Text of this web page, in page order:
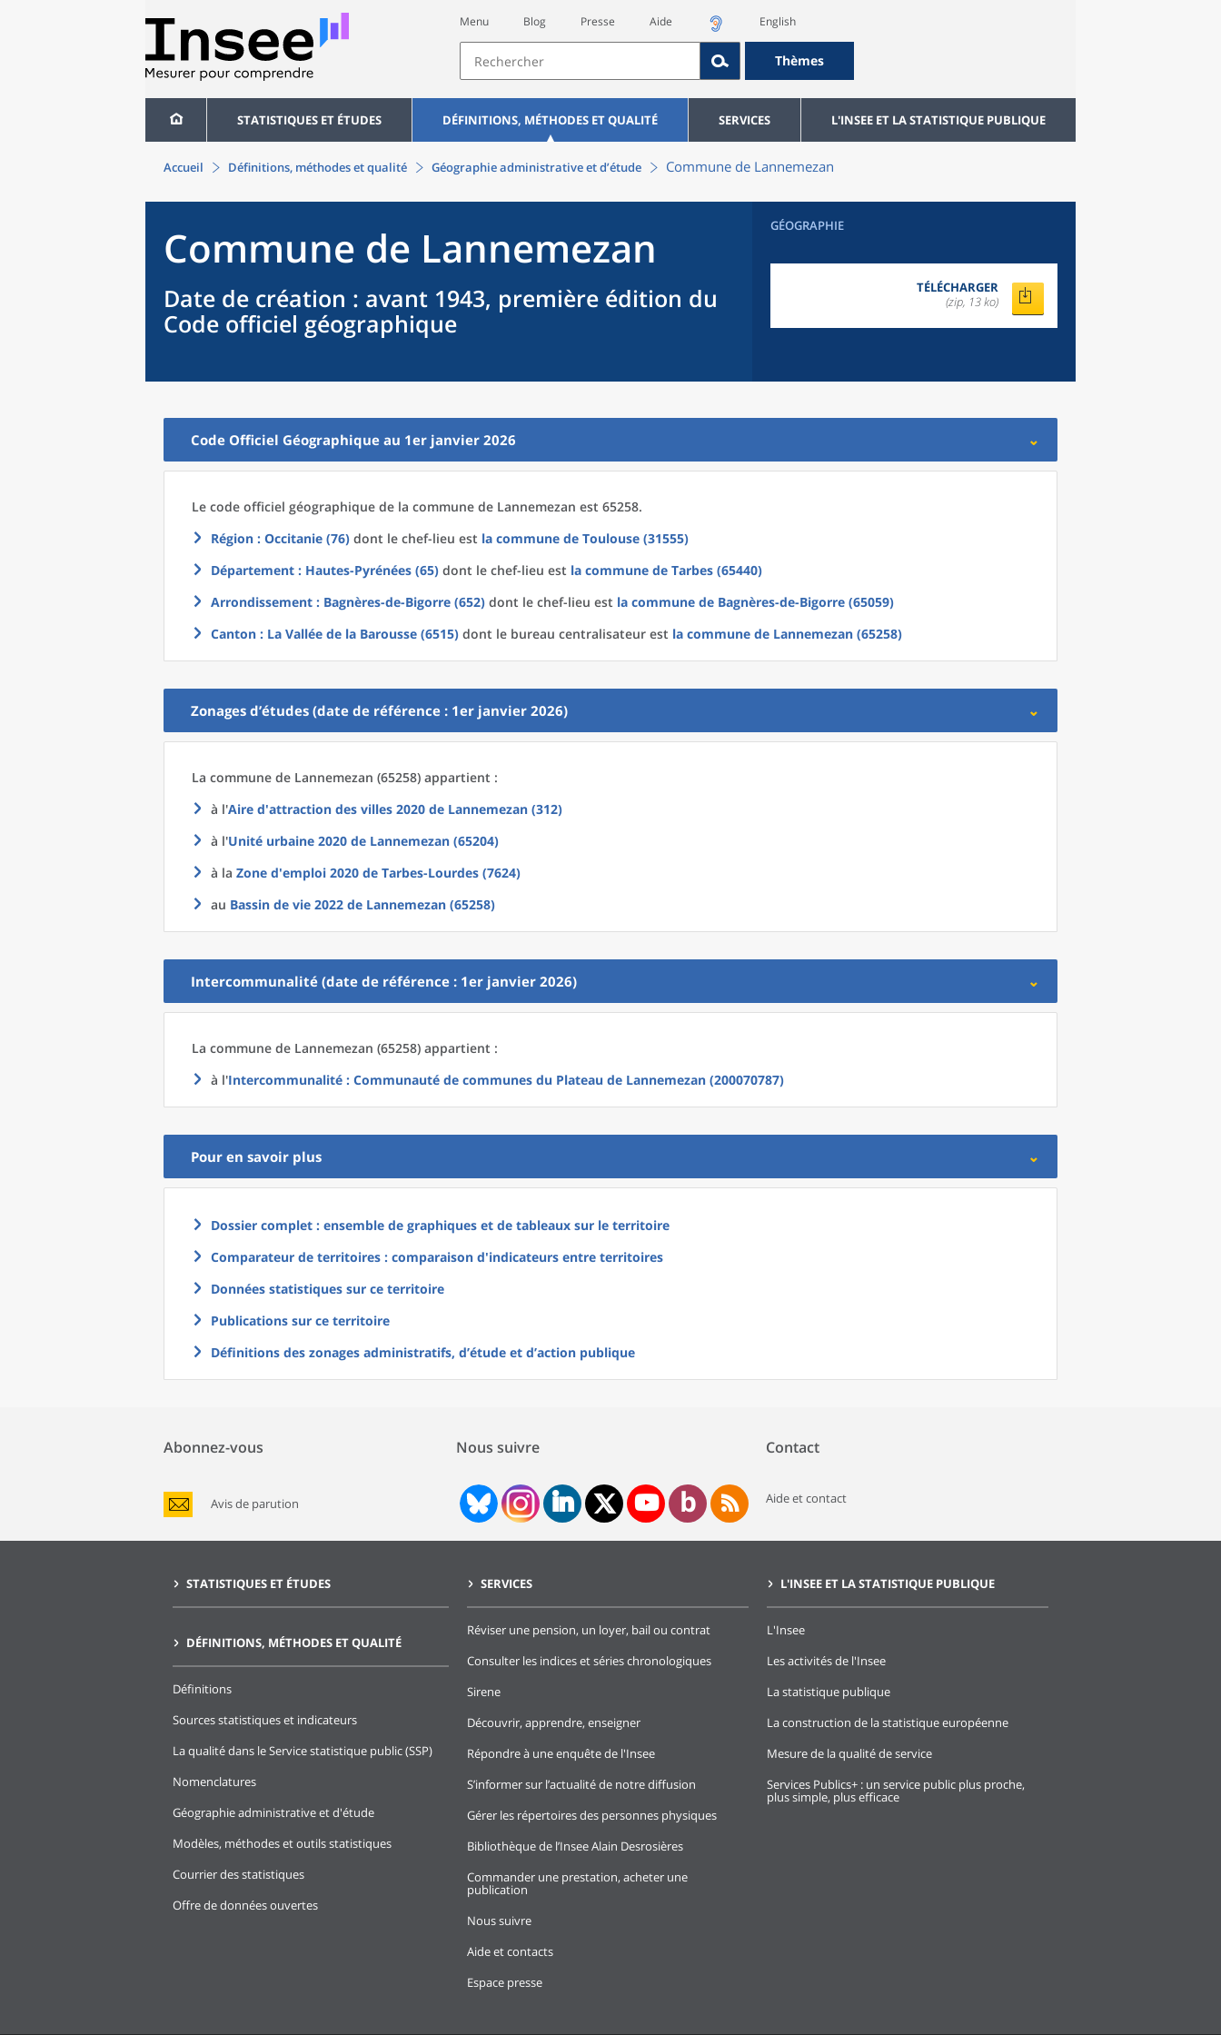
Menu Blog Presse Aide English
Thèmes
STATISTIQUES ET ÉTUDES DÉFINITIONS, MÉTHODES ET QUALITÉ SERVICES L'INSEE ET LA STATISTIQUE PUBLIQUE
Accueil Définitions, méthodes et qualité Géographie administrative et d’étude Commune de Lannemezan
Commune de Lannemezan
Date de création : avant 1943, première édition du
Code officiel géographique
GÉOGRAPHIE
TÉLÉCHARGER
(zip, 13 ko)
Code Officiel Géographique au 1er janvier 2026
Le code officiel géographique de la commune de Lannemezan est 65258.
Région : Occitanie (76) dont le chef-lieu est la commune de Toulouse (31555)
Département : Hautes-Pyrénées (65) dont le chef-lieu est la commune de Tarbes (65440)
Arrondissement : Bagnères-de-Bigorre (652) dont le chef-lieu est la commune de Bagnères-de-Bigorre (65059)
Canton : La Vallée de la Barousse (6515) dont le bureau centralisateur est la commune de Lannemezan (65258)
Zonages d’études (date de référence : 1er janvier 2026)
La commune de Lannemezan (65258) appartient :
à l'Aire d'attraction des villes 2020 de Lannemezan (312)
à l'Unité urbaine 2020 de Lannemezan (65204)
à la Zone d'emploi 2020 de Tarbes-Lourdes (7624)
au Bassin de vie 2022 de Lannemezan (65258)
Intercommunalité (date de référence : 1er janvier 2026)
La commune de Lannemezan (65258) appartient :
à l'Intercommunalité : Communauté de communes du Plateau de Lannemezan (200070787)
Pour en savoir plus
Dossier complet : ensemble de graphiques et de tableaux sur le territoire
Comparateur de territoires : comparaison d'indicateurs entre territoires
Données statistiques sur ce territoire
Publications sur ce territoire
Définitions des zonages administratifs, d’étude et d’action publique
Abonnez-vous
Avis de parution
Nous suivre Contact
Aide et contact
STATISTIQUES ET ÉTUDES
DÉFINITIONS, MÉTHODES ET QUALITÉ
Définitions
Sources statistiques et indicateurs
La qualité dans le Service statistique public (SSP)
Nomenclatures
Géographie administrative et d'étude
Modèles, méthodes et outils statistiques
Courrier des statistiques
Offre de données ouvertes
SERVICES
Réviser une pension, un loyer, bail ou contrat
Consulter les indices et séries chronologiques
Sirene
Découvrir, apprendre, enseigner
Répondre à une enquête de l'Insee
S’informer sur l’actualité de notre diffusion
Gérer les répertoires des personnes physiques
Bibliothèque de l’Insee Alain Desrosières
Commander une prestation, acheter une
publication
Nous suivre
Aide et contacts
Espace presse
L'INSEE ET LA STATISTIQUE PUBLIQUE
L'Insee
Les activités de l'Insee
La statistique publique
La construction de la statistique européenne
Mesure de la qualité de service
Services Publics+ : un service public plus proche,
plus simple, plus efficace